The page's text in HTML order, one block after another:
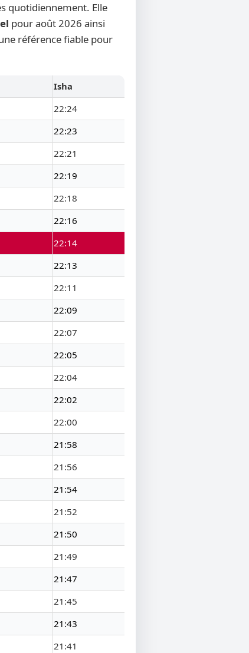
quotidiennement. Elle
pour août 2026 ainsi
référence fiable pour
Isha
22:24
22:23
22:21
22:19
22:18
22:16
22:14
22:13
22:11
22:09
22:07
22:05
22:04
22:02
22:00
21:58
21:56
21:54
21:52
21:50
21:49
21:47
21:45
21:43
21:41